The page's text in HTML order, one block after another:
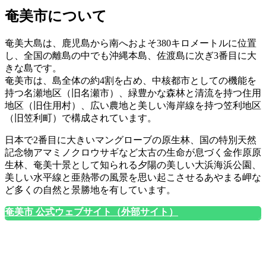
奄美市について
奄美大島は、鹿児島から南へおよそ380キロメートルに位置
し、全国の離島の中でも沖縄本島、佐渡島に次ぎ3番目に大
きな島です。
奄美市は、島全体の約4割を占め、中核都市としての機能を
持つ名瀬地区（旧名瀬市）、緑豊かな森林と清流を持つ住用
地区（旧住用村）、広い農地と美しい海岸線を持つ笠利地区
（旧笠利町）で構成されています。
日本で2番目に大きいマングローブの原生林、国の特別天然
記念物アマミノクロウサギなど太古の生命が息づく金作原原
生林、奄美十景として知られる夕陽の美しい大浜海浜公園、
美しい水平線と亜熱帯の風景を思い起こさせるあやまる岬な
ど多くの自然と景勝地を有しています。
奄美市 公式ウェブサイト（外部サイト）